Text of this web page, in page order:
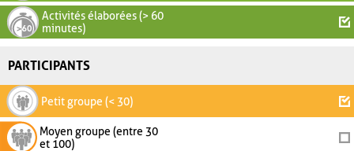
Activités élaborées (> 60
minutes)
PARTICIPANTS
Petit groupe (< 30)
Moyen groupe (entre 30
et 100)